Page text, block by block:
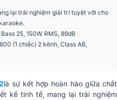
lại trải nghiệm giải trí tuyệt vời cho
25, 150W RMS, 89dB
(1 chiếc) 2 kênh, Class AB,
là sự kết hợp hoàn hảo giữa chất
kế tinh tế, mang lại trải nghiệm